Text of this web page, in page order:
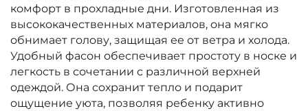
комфорт в прохладные дни. Изготовленная из
высококачественных материалов, она мягко
обнимает голову, защищая ее от ветра и холода.
Удобный фасон обеспечивает простоту в носке и
легкость в сочетании с различной верхней
одеждой. Она сохранит тепло и подарит
ощущение уюта, позволяя ребенку активно